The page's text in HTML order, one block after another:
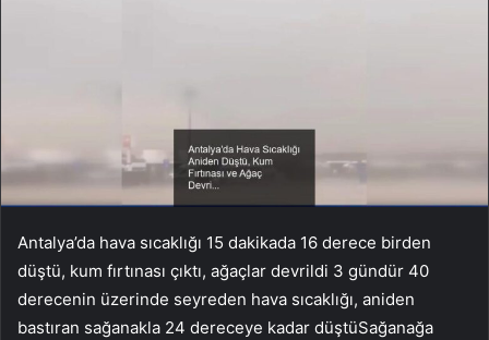
Antalya’da hava sıcaklığı 15 dakikada 16 derece birden
düştü, kum fırtınası çıktı, ağaçlar devrildi 3 gündür 40
derecenin üzerinde seyreden hava sıcaklığı, aniden
bastıran sağanakla 24 dereceye kadar düştüSağanağa